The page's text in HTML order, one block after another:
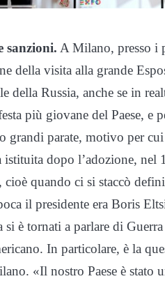
sanzioni. A Milano, presso i
della visita alla grande
della Russia, anche se in
più giovane del Paese, e
grandi parate, motivo per
istituita dopo l’adozione,
cioè quando ci si staccò
il presidente era Boris
si è tornati a parlare di
In particolare, è la
«Il nostro Paese è stato